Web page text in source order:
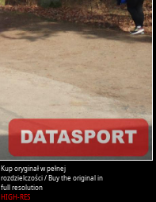
Kup oryginał w pełnej
rozdzielczości / Buy the original in
full resolution
HIGH-RES